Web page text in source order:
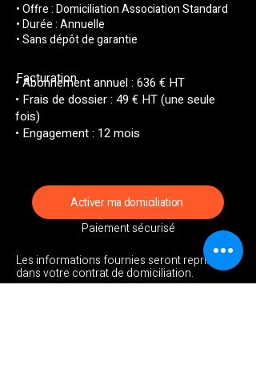
• Offre : Domiciliation Association Standard
• Durée : Annuelle
• Sans dépôt de garantie
Facturation
• Abonnement annuel : 636 € HT
• Frais de dossier : 49 € HT (une seule
fois)
• Engagement : 12 mois
Activer ma domiciliation
Paiement sécurisé
Les informations fournies seront reprises
dans votre contrat de domiciliation.